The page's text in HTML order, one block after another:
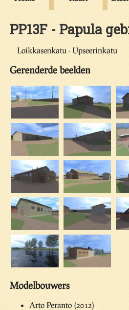
PP13F - Papula
Loikkasenkatu - Upseerinkatu
Gerenderde beelden
Modelbouwers
Arto Peranto (2012)